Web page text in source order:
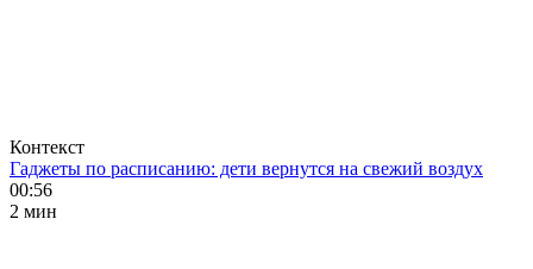
Контекст
Гаджеты по расписанию: дети вернутся на свежий воздух
00:56
2 мин